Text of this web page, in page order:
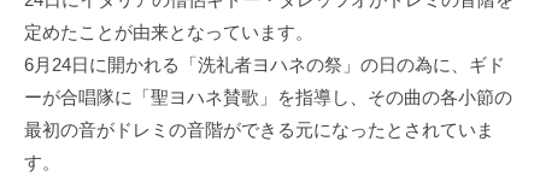
定めたことが由来となっています。
6月24日に開かれる「洗礼者ヨハネの祭」の日の為に、ギド
ーが合唱隊に「聖ヨハネ賛歌」を指導し、その曲の各小節の
最初の音がドレミの音階ができる元になったとされていま
す。